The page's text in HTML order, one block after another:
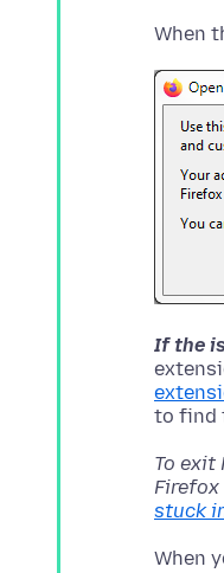
If the
To exit
Firefox
stuck
When